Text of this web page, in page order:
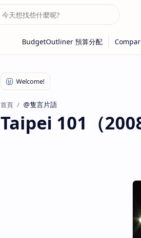
首頁 @隻言片語
Taipei 101（2008